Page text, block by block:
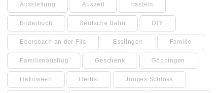
Ausstellung Auszeit basteln
Bilderbuch Deutsche Bahn DIY
Ebersbach an der Fils Esslingen Familie
Familienausflug Geschenk Göppingen
Halloween Herbst Junges Schloss